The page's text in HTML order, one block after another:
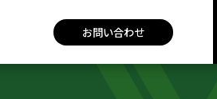
お問い合わせ